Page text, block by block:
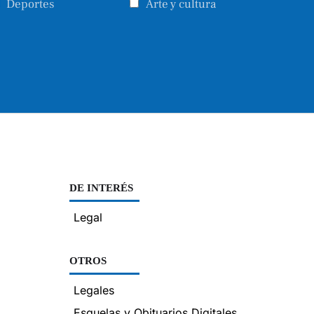
Deportes
Arte y cultura
DE INTERÉS
Legal
OTROS
Legales